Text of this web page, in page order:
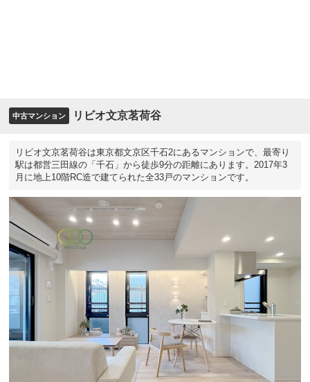
中古マンション リビオ文京茗荷谷
リビオ文京茗荷谷は東京都文京区千石2にあるマンションで、最寄り
駅は都営三田線の「千石」から徒歩9分の距離にあります。2017年3
月に地上10階RC造で建てられた全33戸のマンションです。